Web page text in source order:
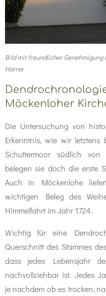
Bild mit freundlicher
Harrer
Möckenloher
Die Untersuchung von
Erkenntnis, wie wir
Schuttermoor südlich von
belegen sie doch die erste
Auch in Möckenlohe
wichtigen Beleg des
Himmelfahrt im Jahr 1724.
Wichtig für eine
Querschnitt des Stammes
dass jedes Lebensjahr
nachvollziehbar ist. Jedes
je nachdem ob es trocken,